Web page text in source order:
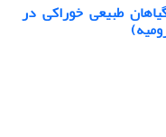
طبیعی خوراکی در